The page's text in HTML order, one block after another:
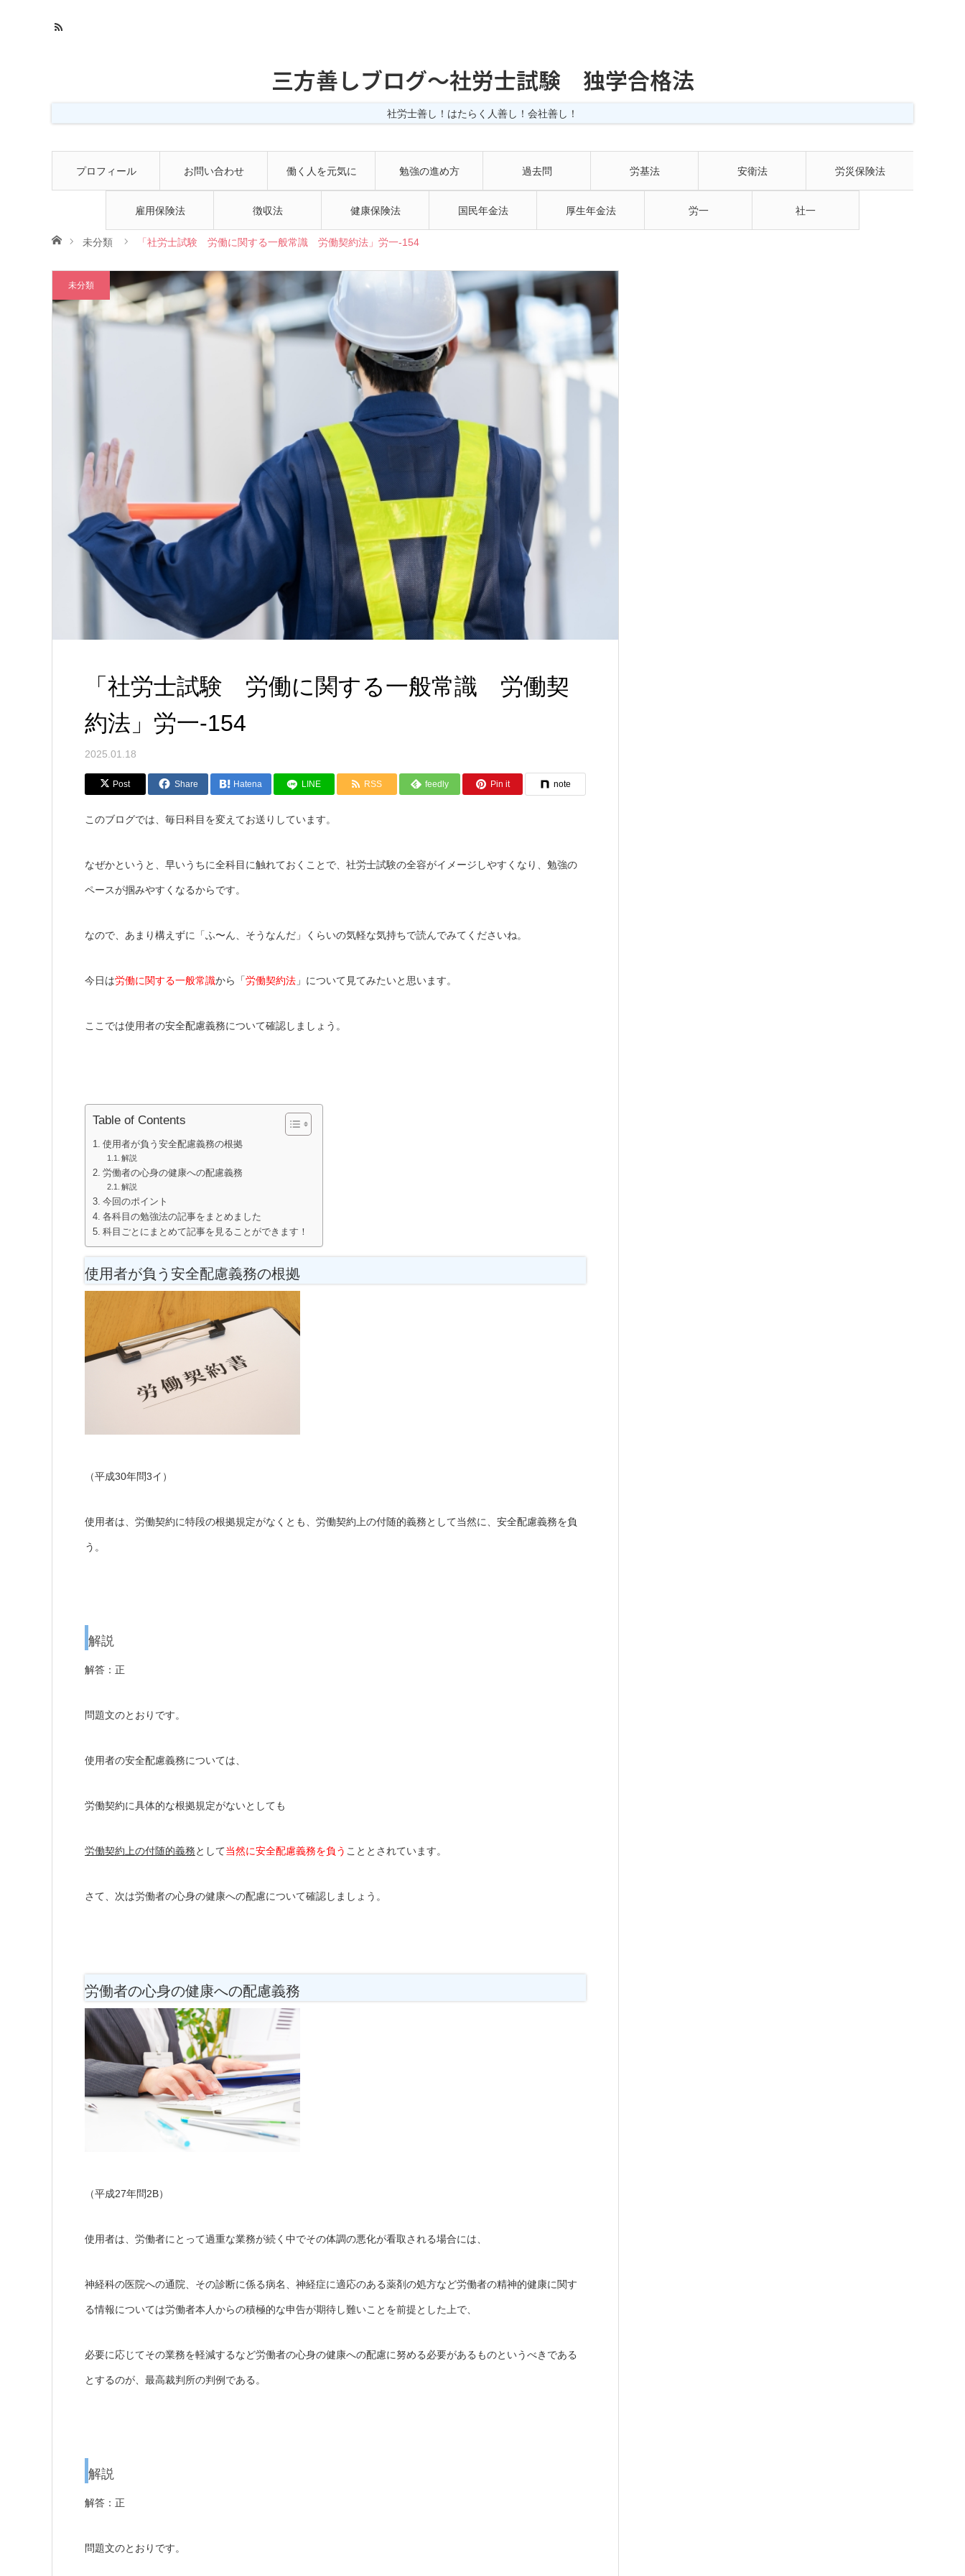
三方善しブログ〜社労士試験 独学合格法
社労士善し！はたらく人善し！会社善し！
プロフィール お問い合わせ 働く人を元気に 勉強の進め方 過去問 労基法 安衛法 労災保険法
雇用保険法 徴収法 健康保険法 国民年金法 厚生年金法 労一 社一
ホーム未分類 「社労士試験 労働に関する一般常識 労働契約法」労一-154
未分類
「社労士試験 労働に関する一般常識 労働契
約法」労一-154
2025.01.18
Post Share Hatena LINE RSS feedly Pin it note
このブログでは、毎日科目を変えてお送りしています。
なぜかというと、早いうちに全科目に触れておくことで、社労士試験の全容がイメージしやすくなり、勉強の
ペースが掴みやすくなるからです。
なので、あまり構えずに「ふ〜ん、そうなんだ」くらいの気軽な気持ちで読んでみてくださいね。
今日は労働に関する一般常識から「労働契約法 」について見てみたいと思います。
ここでは使用者の安全配慮義務について確認しましょう。
Table of Contents
使用者が負う安全配慮義務の根拠
解説
労働者の心身の健康への配慮義務
解説
今回のポイント
各科目の勉強法の記事をまとめました
科目ごとにまとめて記事を見ることができます！
使用者が負う安全配慮義務の根拠
（平成30年問3イ）
使用者は、労働契約に特段の根拠規定がなくとも、労働契約上の付随的義務として当然に、安全配慮義務を負
う。
解説
解答：正
問題文のとおりです。
使用者の安全配慮義務については、
労働契約に具体的な根拠規定がないとしても
労働契約上の付随的義務として当然に安全配慮義務を負う こととされています。
さて、次は労働者の心身の健康への配慮について確認しましょう。
労働者の心身の健康への配慮義務
（平成27年問2B）
使用者は、労働者にとって過重な業務が続く中でその体調の悪化が看取される場合には、
神経科の医院への通院、その診断に係る病名、神経症に適応のある薬剤の処方など労働者の精神的健康に関す
る情報については労働者本人からの積極的な申告が期待し難いことを前提とした上で、
必要に応じてその業務を軽減するなど労働者の心身の健康への配慮に努める必要があるものというべきである
とするのが、最高裁判所の判例である。
解説
解答：正
問題文のとおりです。